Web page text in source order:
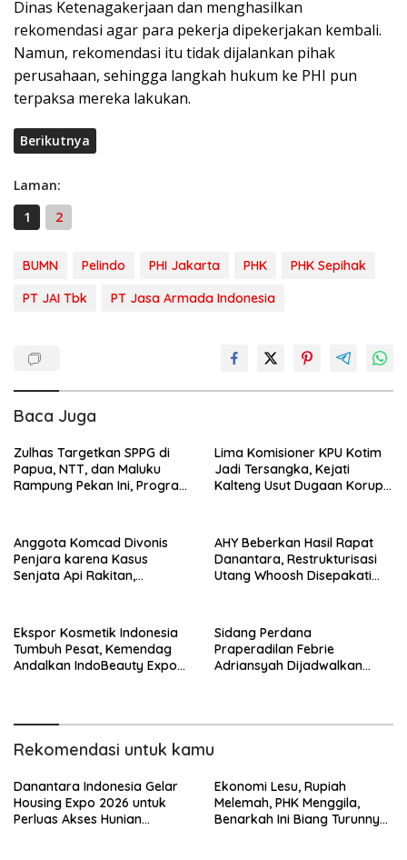
Dinas Ketenagakerjaan dan menghasilkan
rekomendasi agar para pekerja dipekerjakan kembali.
Namun, rekomendasi itu tidak dijalankan pihak
perusahaan, sehingga langkah hukum ke PHI pun
terpaksa mereka lakukan.
Berikutnya
Laman:
1
2
BUMN Pelindo PHI Jakarta PHK
PHK Sepihak
PT JAI Tbk
PT Jasa Armada Indonesia
Baca Juga
Zulhas Targetkan SPPG di
Papua, NTT, dan Maluku
Rampung Pekan Ini, Program
Lima Komisioner KPU Kotim
Jadi Tersangka, Kejati
Kalteng Usut Dugaan Korupsi
Anggota Komcad Divonis
Penjara karena Kasus
Senjata Api Rakitan,
AHY Beberkan Hasil Rapat
Danantara, Restrukturisasi
Utang Whoosh Disepakati
Ekspor Kosmetik Indonesia
Tumbuh Pesat, Kemendag
Andalkan IndoBeauty Expo
Sidang Perdana
Praperadilan Febrie
Adriansyah Dijadwalkan
Rekomendasi untuk kamu
Danantara Indonesia Gelar
Housing Expo 2026 untuk
Perluas Akses Hunian
Ekonomi Lesu, Rupiah
Melemah, PHK Menggila,
Benarkah Ini Biang Turunnya